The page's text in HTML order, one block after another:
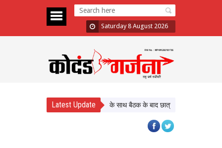
Saturday 8 August 2026
Latest Updateसरकार के साथ बैठक के बाद छात्रों का दावा- मांगों को